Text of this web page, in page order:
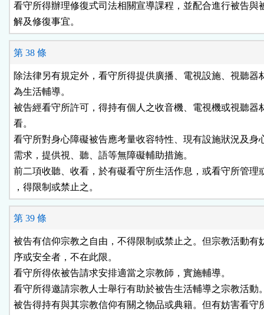
看守所得辦理修復式司法相關宣導課程，並配合進行被告與
解及修復事宜。
第 38 條
除法律另有規定外，看守所得提供廣播、電視設施、視聽器
為生活輔導。
被告經看守所許可，得持有個人之收音機、電視機或視聽器
看。
看守所對身心障礙被告應考量收容特性、現有設施狀況及身
需求，提供視、聽、語等無障礙輔助措施。
前二項收聽、收看，於有礙看守所生活作息，或看守所管理
，得限制或禁止之。
第 39 條
被告有信仰宗教之自由，不得限制或禁止之。但宗教活動有
序或安全者，不在此限。
看守所得依被告請求安排適當之宗教師，實施輔導。
看守所得邀請宗教人士舉行有助於被告生活輔導之宗教活動
被告得持有與其宗教信仰有關之物品或典籍。但有妨害看守